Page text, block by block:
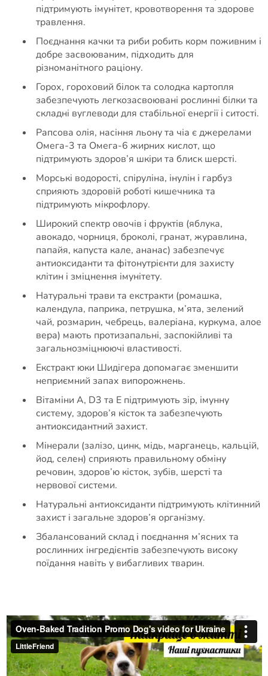
підтримують імунітет, кровотворення та здорове
травлення.
Поєднання качки та риби робить корм поживним і
добре засвоюваним, підходить для
різноманітного раціону.
Горох, гороховий білок та солодка картопля
забезпечують легкозасвоювані рослинні білки та
складні вуглеводи для стабільної енергії і ситості.
Рапсова олія, насіння льону та чіа є джерелами
Омега-3 та Омега-6 жирних кислот, що
підтримують здоров’я шкіри та блиск шерсті.
Морські водорості, спіруліна, інулін і гарбуз
сприяють здоровій роботі кишечника та
підтримують мікрофлору.
Широкий спектр овочів і фруктів (яблука,
авокадо, чорниця, броколі, гранат, журавлина,
папайя, капуста кале, ананас) забезпечує
антиоксиданти та фітонутрієнти для захисту
клітин і зміцнення імунітету.
Натуральні трави та екстракти (ромашка,
календула, паприка, петрушка, м’ята, зелений
чай, розмарин, чебрець, валеріана, куркума, алое
вера) мають протизапальні, заспокійливі та
загальнозміцнюючі властивості.
Екстракт юки Шидігера допомагає зменшити
неприємний запах випорожнень.
Вітаміни А, D3 та Е підтримують зір, імунну
систему, здоров’я кісток та забезпечують
антиоксидантний захист.
Мінерали (залізо, цинк, мідь, марганець, кальцій,
йод, селен) сприяють правильному обміну
речовин, здоров’ю кісток, зубів, шерсті та
нервової системи.
Натуральні антиоксиданти підтримують клітинний
захист і загальне здоров’я організму.
Збалансований склад і поєднання м’ясних та
рослинних інгредієнтів забезпечують високу
поїдання навіть у вибагливих тварин.